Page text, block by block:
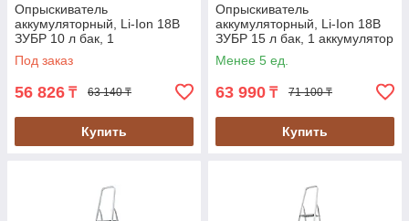
Опрыскиватель
аккумуляторный, Li-Ion 18В
ЗУБР 10 л бак, 1
аккумулятора (4Ач)
Под заказ
56 826 ₸ 63 140 ₸
Купить
Опрыскиватель
аккумуляторный, Li-Ion 18В
ЗУБР 15 л бак, 1 аккумулятор
(4Ач) 5 кг
Менее 5 ед.
63 990 ₸ 71 100 ₸
Купить